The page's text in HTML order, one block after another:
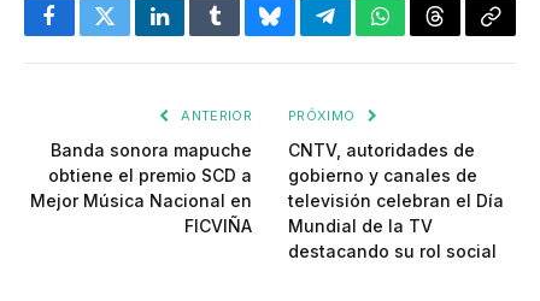
FacebookTwitterLinkedInTumblrBlueskyTelegramWhatsApp
Threads
ANTERIOR
Banda sonora mapuche
obtiene el premio SCD a
Mejor Música Nacional en
FICVIÑA
PRÓXIMO
CNTV, autoridades de
gobierno y canales de
televisión celebran el Día
Mundial de la TV
destacando su rol social